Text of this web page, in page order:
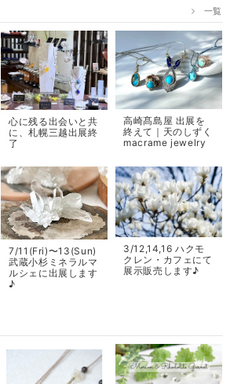
一覧
心に残る出会いと共
に、札幌三越出展終
了
高崎髙島屋 出展を
終えて｜天のしずく
macrame jewelry
7/11(Fri)〜13(Sun)
武蔵小杉ミネラルマ
ルシェに出展します
♪
3/12,14,16 ハクモ
クレン・カフェにて
展示販売します♪